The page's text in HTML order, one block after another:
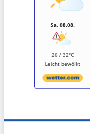
Sa, 08.08.
26 / 32°C
Leicht bewölkt